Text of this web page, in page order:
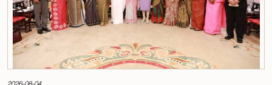
අවංකවම සමාව අයැද සිටින බව සඳහන් කෙරිණි. පාර්ලිමේන්තු කාරක
සභාවල අධිකාරිය, ගෞරවය සහ ස්ථාපිත ක්‍රියාපටිපාටිවලට ගෞරව කිරීමේ
වැදගත්කම පිළිබඳව නිසි අවබෝධයකින් යුතුව තම ක්‍රියාවන්හි බරපතලකම
නිලධාරීන් විසින් අවබෝධ කරගෙන ඇති බව නිරීක්ෂණය කළ ආචාරධර්ම හා
වරප්‍රසාද පිළිබඳ කාරක සභාව සහ පොදු ව්‍යාපාර පිළිබඳ කාරක සභාවේ
සභාපතිවරයා විසින් ඒ පිළිබඳව නිසි පරිදි සලකා බැලීමෙන් අනතුරුව, ඉහත
කී නිලධාරීන්ට සමාව ලබා දෙන ලෙස කරන ලද ඉල්ලීම පිළිගන්නා
ලදී. පාර්ලිමේන්තු කාරක සභා රැස්වීම් සඳහා පෙනී සිටින සියලුම පුද්ගලයන්